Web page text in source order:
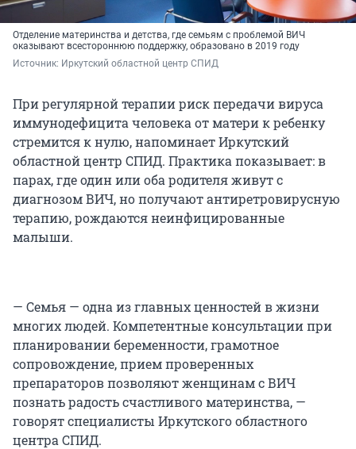
Отделение материнства и детства, где семьям с проблемой ВИЧ
оказывают всестороннюю поддержку, образовано в 2019 году
Источник: Иркутский областной центр СПИД
При регулярной терапии риск передачи вируса
иммунодефицита человека от матери к ребенку
стремится к нулю, напоминает Иркутский
областной центр СПИД. Практика показывает: в
парах, где один или оба родителя живут с
диагнозом ВИЧ, но получают антиретровирусную
терапию, рождаются неинфицированные
малыши.
— Семья — одна из главных ценностей в жизни
многих людей. Компетентные консультации при
планировании беременности, грамотное
сопровождение, прием проверенных
препараторов позволяют женщинам с ВИЧ
познать радость счастливого материнства, —
говорят специалисты Иркутского областного
центра СПИД.